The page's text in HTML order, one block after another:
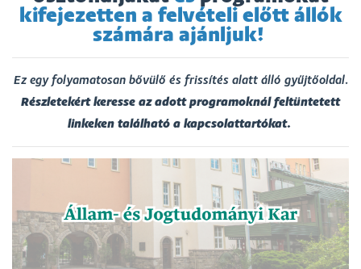
kifejezetten a felvételi előtt állók
számára ajánljuk!
Ez egy folyamatosan bővülő és frissítés alatt álló gyűjtőoldal.
Részletekért keresse az adott programoknál feltüntetett
linkeken található a kapcsolattartókat.